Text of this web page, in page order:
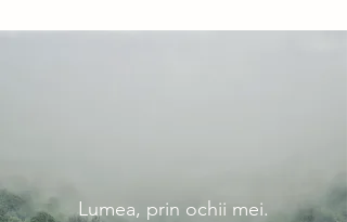
Lumea, prin ochii mei.